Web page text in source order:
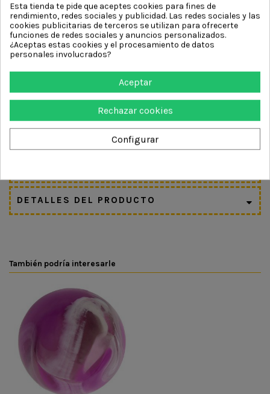
Un juego clásico que sigue conquistando
generaciones mientras invita a moverse, compartir y
divertirse sin pantallas.
Goma elástica con hilo de purpurina
Longitud aproximada: 4 metros
Anchura aproximada: 1,6 cm
Incluye instrucciones ilustradas
Favorece coordinación, ritmo y equilibrio
DETALLES DEL PRODUCTO
También podría interesarle
Esta tienda te pide que aceptes cookies para fines de
rendimiento, redes sociales y publicidad. Las redes sociales y las
cookies publicitarias de terceros se utilizan para ofrecerte
funciones de redes sociales y anuncios personalizados.
¿Aceptas estas cookies y el procesamiento de datos
personales involucrados?
Aceptar
Rechazar cookies
Configurar